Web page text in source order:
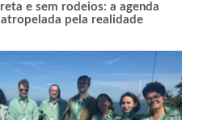
e sem rodeios: a agenda
pela realidade